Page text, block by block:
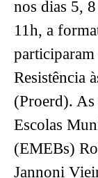
nos dias 5,
11h, a
Resistência
(Proerd). As
Escolas
(EMEBs)
Jannoni